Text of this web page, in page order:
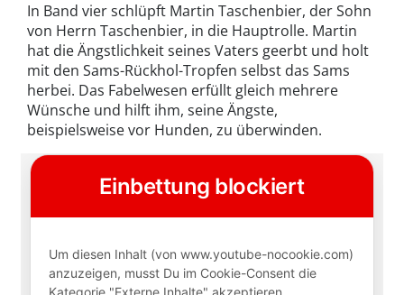
In Band vier schlüpft Martin Taschenbier, der Sohn
von Herrn Taschenbier, in die Hauptrolle. Martin
hat die Ängstlichkeit seines Vaters geerbt und holt
mit den Sams-Rückhol-Tropfen selbst das Sams
herbei. Das Fabelwesen erfüllt gleich mehrere
Wünsche und hilft ihm, seine Ängste,
beispielsweise vor Hunden, zu überwinden.